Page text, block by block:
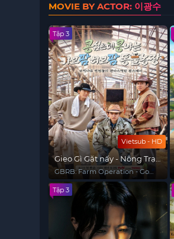
MOVIE BY ACTOR: 이광수
Vietsub - HD
Tập 3
Gieo Gì Gặt nấy - Nông Trại
Thẳng Tiến
GBRB: Farm Operation - Go
Go Farm
Tập 3